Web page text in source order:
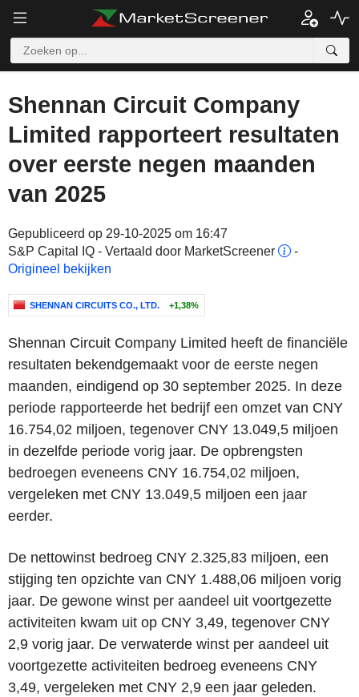
Shennan Circuit Company
Limited rapporteert resultaten
over eerste negen maanden
van 2025
Gepubliceerd op 29-10-2025 om 16:47
S&P Capital IQ - Vertaald door MarketScreener
-
Origineel bekijken
SHENNAN CIRCUITS CO., LTD. +1,38%
Shennan Circuit Company Limited heeft de financiële
resultaten bekendgemaakt voor de eerste negen
maanden, eindigend op 30 september 2025. In deze
periode rapporteerde het bedrijf een omzet van CNY
16.754,02 miljoen, tegenover CNY 13.049,5 miljoen
in dezelfde periode vorig jaar. De opbrengsten
bedroegen eveneens CNY 16.754,02 miljoen,
vergeleken met CNY 13.049,5 miljoen een jaar
eerder.
De nettowinst bedroeg CNY 2.325,83 miljoen, een
stijging ten opzichte van CNY 1.488,06 miljoen vorig
jaar. De gewone winst per aandeel uit voortgezette
activiteiten kwam uit op CNY 3,49, tegenover CNY
2,9 vorig jaar. De verwaterde winst per aandeel uit
voortgezette activiteiten bedroeg eveneens CNY
3,49, vergeleken met CNY 2,9 een jaar geleden.